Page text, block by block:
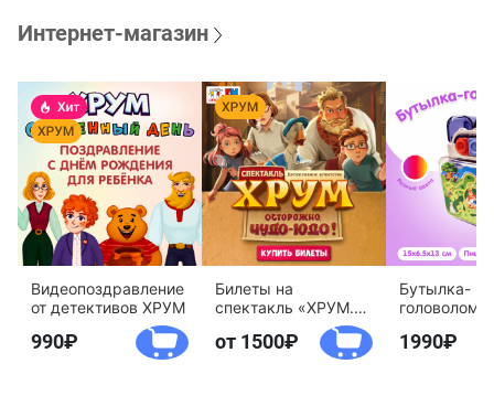
Интернет-магазин
Видеопоздравление
от детективов ХРУМ
990
Билеты на
спектакль «ХРУМ.
Осторожно, Чудо-
Юдо!»
от 1500
Бутылка-
агентство
1990